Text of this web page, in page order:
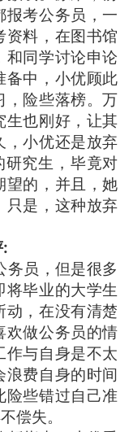
报考公务员，一
资料，在图书馆
和同学讨论申论
备中，小优顾此
，险些落榜。万
生也刚好，让其
，小优还是放弃
研究生，毕竟对
望的，并且，她
只是，这种放弃
员，但是很多
将毕业的大学生
动，在没有清楚
欢做公务员的情
作与自身是不太
浪费自身的时间
险些错过自己准
偿失。